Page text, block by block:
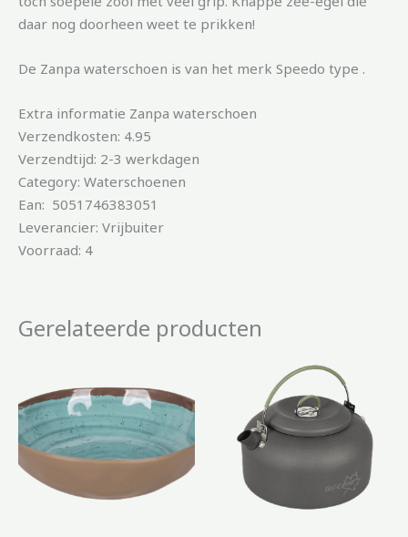
daar nog doorheen weet te prikken!
De Zanpa waterschoen is van het merk Speedo type .
Extra informatie Zanpa waterschoen
Verzendkosten: 4.95
Verzendtijd: 2-3 werkdagen
Category: Waterschoenen
Ean: 5051746383051
Leverancier: Vrijbuiter
Voorraad: 4
Gerelateerde producten